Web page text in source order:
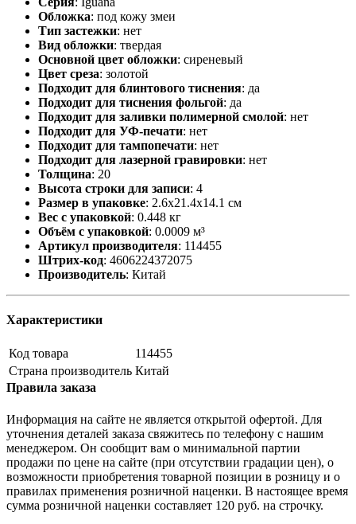
Обложка: под кожу змеи
Тип застежки: нет
Вид обложки: твердая
Основной цвет обложки: сиреневый
Цвет среза: золотой
Подходит для блинтового тиснения: да
Подходит для тиснения фольгой: да
Подходит для заливки полимерной смолой: нет
Подходит для УФ-печати: нет
Подходит для тампопечати: нет
Подходит для лазерной гравировки: нет
Толщина: 20
Высота строки для записи: 4
Размер в упаковке: 2.6x21.4x14.1 см
Вес с упаковкой: 0.448 кг
Объём с упаковкой: 0.0009 м³
Артикул производителя: 114455
Штрих-код: 4606224372075
Производитель: Китай
Характеристики
Код товара
114455
Страна производитель Китай
Правила заказа
Информация на сайте не является открытой офертой. Для
уточнения деталей заказа свяжитесь по телефону с нашим
менеджером. Он сообщит вам о минимальной партии
продажи по цене на сайте (при отсутствии градации цен), о
возможности приобретения товарной позиции в розницу и о
правилах применения розничной наценки. В настоящее время
сумма розничной наценки составляет 120 руб. на строчку.